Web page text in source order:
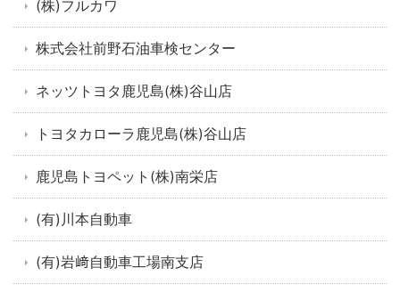
(株)フルカワ
株式会社前野石油車検センター
ネッツトヨタ鹿児島(株)谷山店
トヨタカローラ鹿児島(株)谷山店
鹿児島トヨペット(株)南栄店
(有)川本自動車
(有)岩﨑自動車工場南支店